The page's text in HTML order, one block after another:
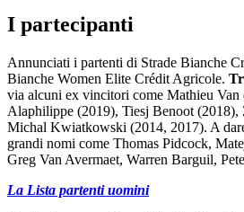
I partecipanti
Annunciati i partenti di Strade Bianche
Bianche Women Elite Crédit Agricole.
via alcuni ex vincitori come Mathieu Van
Alaphilippe (2019), Tiesj Benoot (2018),
Michal Kwiatkowski (2014, 2017). A
grandi nomi come Thomas Pidcock,
Greg Van Avermaet, Warren Barguil,
La Lista partenti uomini